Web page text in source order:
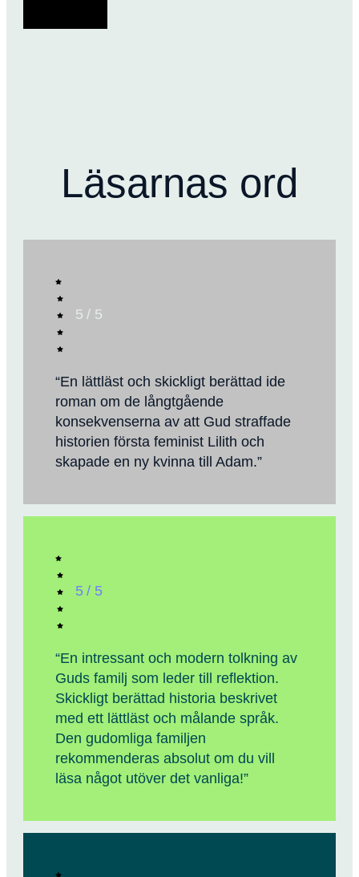
Läsarnas ord
5 / 5
“En lättläst och skickligt berättad ide
roman om de långtgående
konsekvenserna av att Gud straffade
historien första feminist Lilith och
skapade en ny kvinna till Adam.”
5 / 5
“En intressant och modern tolkning av
Guds familj som leder till reflektion.
Skickligt berättad historia beskrivet
med ett lättläst och målande språk.
Den gudomliga familjen
rekommenderas absolut om du vill
läsa något utöver det vanliga!”